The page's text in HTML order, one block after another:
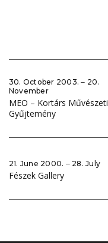
30. October 2003. ‒ 20.
November
MEO – Kortárs Művészeti
Gyűjtemény
21. June 2000. ‒ 28. July
Fészek Gallery